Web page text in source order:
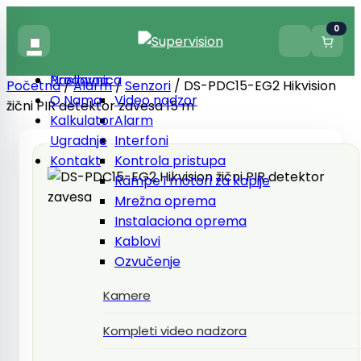
Prodavnica
Video nadzor
Alarm
Interfoni
Kontrola pristupa
Rampe i motori za kapije
Mrežna oprema
Instalaciona oprema
Kablovi
Ozvučenje
Kamere
Kompleti video nadzora
Naslovna
O Nama
Kalkulator
Ugradnje
Kontakt
0
Početna/Alarm/Senzori / DS-PDC15-EG2 Hikvision
žični PIR detektor zavesa 15 m